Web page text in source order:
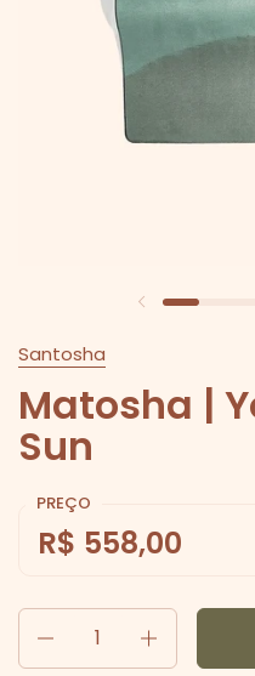
Santosha
Matosha |
Sun
PREÇO
R$ 558,00